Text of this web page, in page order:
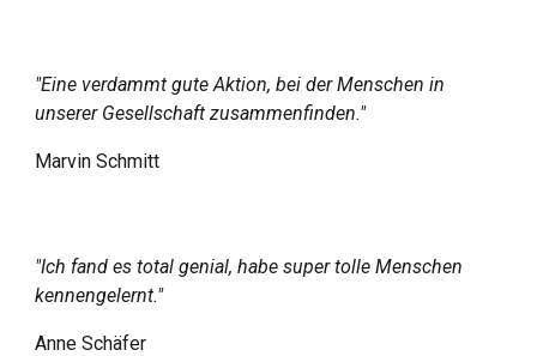
"Eine verdammt gute Aktion, bei der Menschen in
unserer Gesellschaft zusammenfinden."
Marvin Schmitt
"Ich fand es total genial, habe super tolle Menschen
kennengelernt."
Anne Schäfer